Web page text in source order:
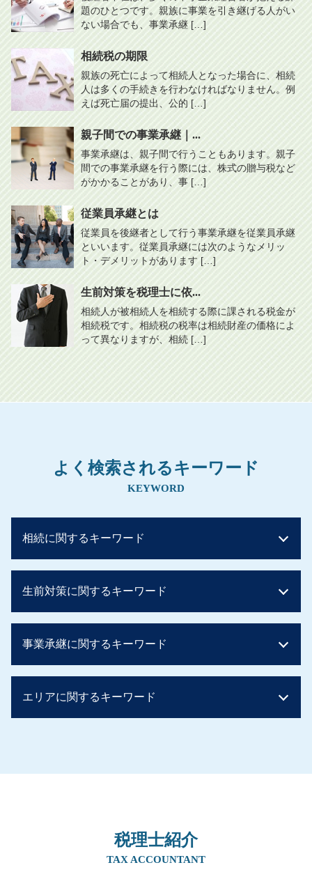
題のひとつです。親族に事業を引き継げる人がい
ない場合でも、事業承継 […]
相続税の期限
親族の死亡によって相続人となった場合に、相続
人は多くの手続きを行わなければなりません。例
えば死亡届の提出、公的 […]
親子間での事業承継｜...
事業承継は、親子間で行うこともあります。親子
間での事業承継を行う際には、株式の贈与税など
がかかることがあり、事 […]
従業員承継とは
従業員を後継者として行う事業承継を従業員承継
といいます。従業員承継には次のようなメリッ
ト・デメリットがあります […]
生前対策を税理士に依...
相続人が被相続人を相続する際に課される税金が
相続税です。相続税の税率は相続財産の価格によ
って異なりますが、相続 […]
よく検索されるキーワード
KEYWORD
相続に関するキーワード
相続税 計算ガイド
相続税 時効
相続税 控除
相続税早見表 改正
土地 評価額 計算
贈与税 非課税 110 万
生前対策に関するキーワード
贈与税 お尋ね
暦年贈与 持ち戻し
生前贈与 現金手渡し
実家 名義変更 生前贈与
生前贈与 住宅購入
相続時精算課税制度 メリット
事業承継に関するキーワード
事業承継税制 特例承継計画
自営業 後継者 募集
事業譲渡 会社分割
エリアに関するキーワード
事業承継 阪神間
税理士紹介
TAX ACCOUNTANT